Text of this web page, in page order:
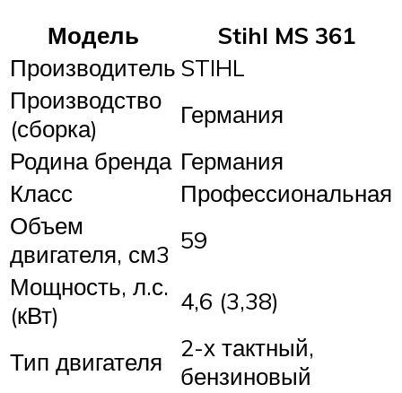
Модель
Stihl MS 361
Производитель STIHL
Производство
(сборка)
Германия
Родина бренда Германия
Класс
Профессиональная
Объем
двигателя, см3 59
Мощность, л.с.
(кВт)
4,6 (3,38)
Тип двигателя
2-х тактный,
бензиновый